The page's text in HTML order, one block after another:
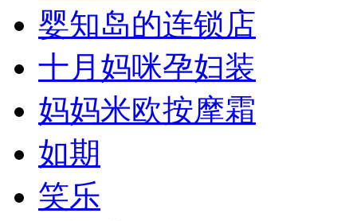
婴知岛的连锁店
十月妈咪孕妇装
妈妈米欧按摩霜
如期
笑乐